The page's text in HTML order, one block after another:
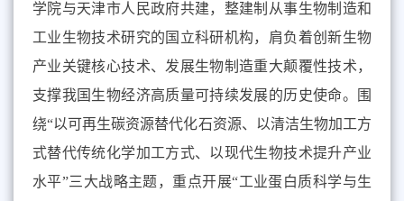
学院与天津市人民政府共建，整建制从事生物制造和
工业生物技术研究的国立科研机构，肩负着创新生物
产业关键核心技术、发展生物制造重大颠覆性技术，
支撑我国生物经济高质量可持续发展的历史使命。围
绕“以可再生碳资源替代化石资源、以清洁生物加工方
式替代传统化学加工方式、以现代生物技术提升产业
水平”三大战略主题，重点开展“工业蛋白质科学与生